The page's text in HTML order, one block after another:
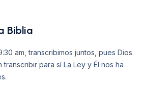
Biblia
am, transcribimos juntos, pues Dios
para sí La Ley y Él nos ha